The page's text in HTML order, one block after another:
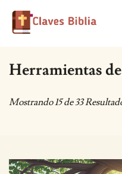
Skip
Herramientas
Mostrando 15 de 33